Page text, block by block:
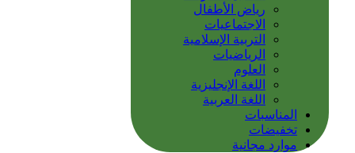
رياض الأطفال
الاجتماعيات
التربية الإسلامية
الرياضيات
العلوم
اللغة الإنجليزية
اللغة العربية
المناسبات
تخفيضات
موارد مجانية